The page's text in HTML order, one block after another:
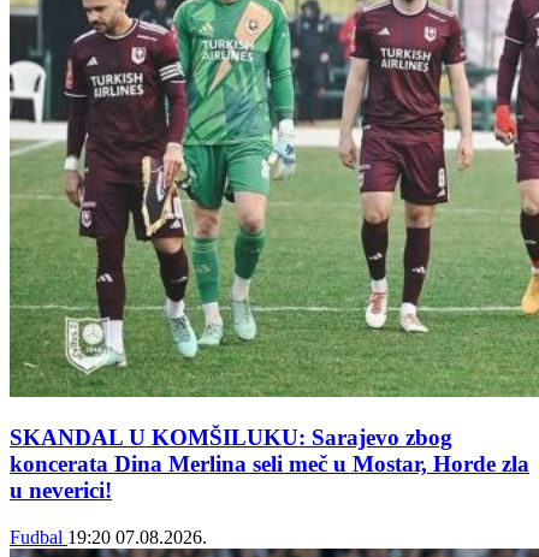
SKANDAL U KOMŠILUKU: Sarajevo zbog
koncerata Dina Merlina seli meč u Mostar, Horde zla
u neverici!
Fudbal 19:20 07.08.2026.